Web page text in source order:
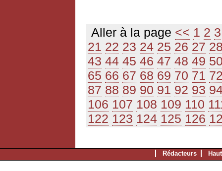
Aller à la page << 1 2 3
21 22 23 24 25 26 27
43 44 45 46 47 48 49
65 66 67 68 69 70 71
87 88 89 90 91 92 93
106 107 108 109 110
122 123 124 125 126
Rédacteurs